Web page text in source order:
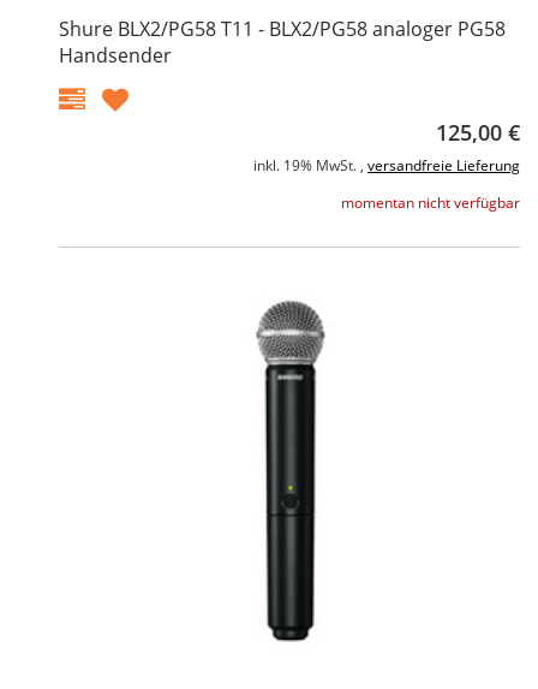
Shure BLX2/PG58 T11 - BLX2/PG58 analoger PG58
Handsender
125,00 €
inkl. 19% MwSt. , versandfreie Lieferung
momentan nicht verfügbar